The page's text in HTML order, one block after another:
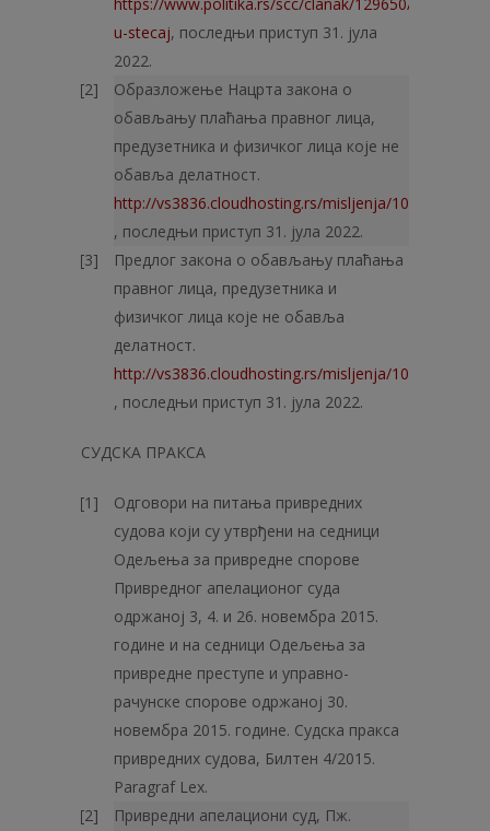
u-stecaj, последњи приступ 31. јула
2022.
Образложење Нацрта закона о
обављању плаћања правног лица,
предузетника и физичког лица које не
обавља делатност.
http://vs3836.cloudhosting.rs/misljenja/1016/obr/
, последњи приступ 31. јула 2022.
Предлог закона о обављању плаћања
правног лица, предузетника и
физичког лица које не обавља
делатност.
http://vs3836.cloudhosting.rs/misljenja/1016/nac/
, последњи приступ 31. јула 2022.
СУДСКА ПРАКСА
Одговори на питања привредних
судова који су утврђени на седници
Одељења за привредне спорове
Привредног апелационог суда
одржаној 3, 4. и 26. новембра 2015.
године и на седници Одељења за
привредне преступе и управно-
рачунске спорове одржаној 30.
новембра 2015. године. Судска пракса
привредних судова, Билтен 4/2015.
Paragraf Lex.
Привредни апелациони суд, Пж.